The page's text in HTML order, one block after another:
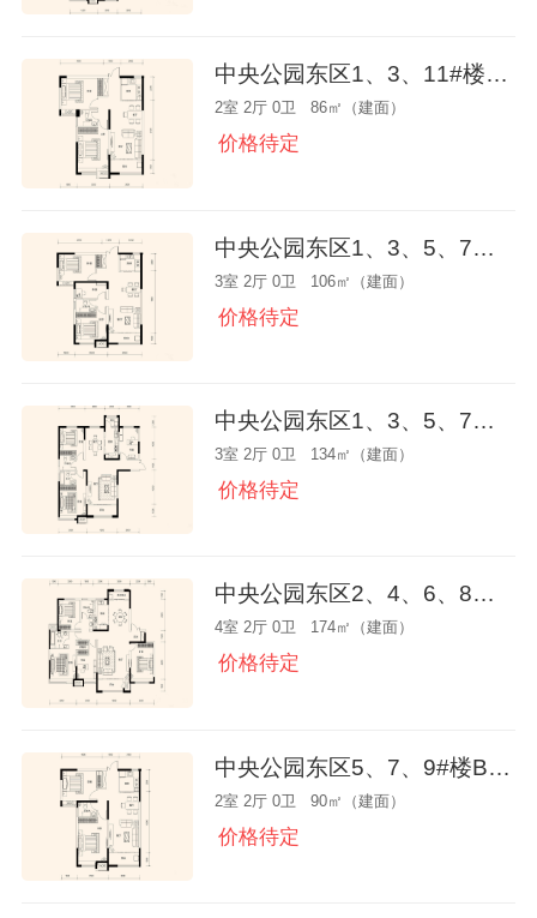
中央公园东区1、3、11#楼A户型
2室 2厅 0卫 86㎡（建面）
价格待定
中央公园东区1、3、5、7、9#楼C户型
3室 2厅 0卫 106㎡（建面）
价格待定
中央公园东区1、3、5、7、9、11#楼F户型
3室 2厅 0卫 134㎡（建面）
价格待定
中央公园东区2、4、6、8、10#楼H户型
4室 2厅 0卫 174㎡（建面）
价格待定
中央公园东区5、7、9#楼B户型
2室 2厅 0卫 90㎡（建面）
价格待定